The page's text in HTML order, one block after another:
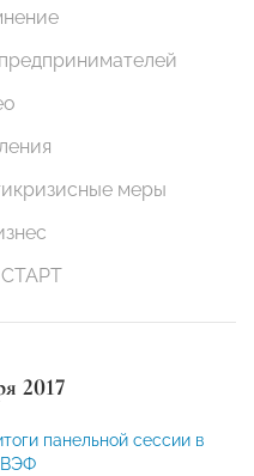
меры
2017
панельной сессии в
ВЭФ